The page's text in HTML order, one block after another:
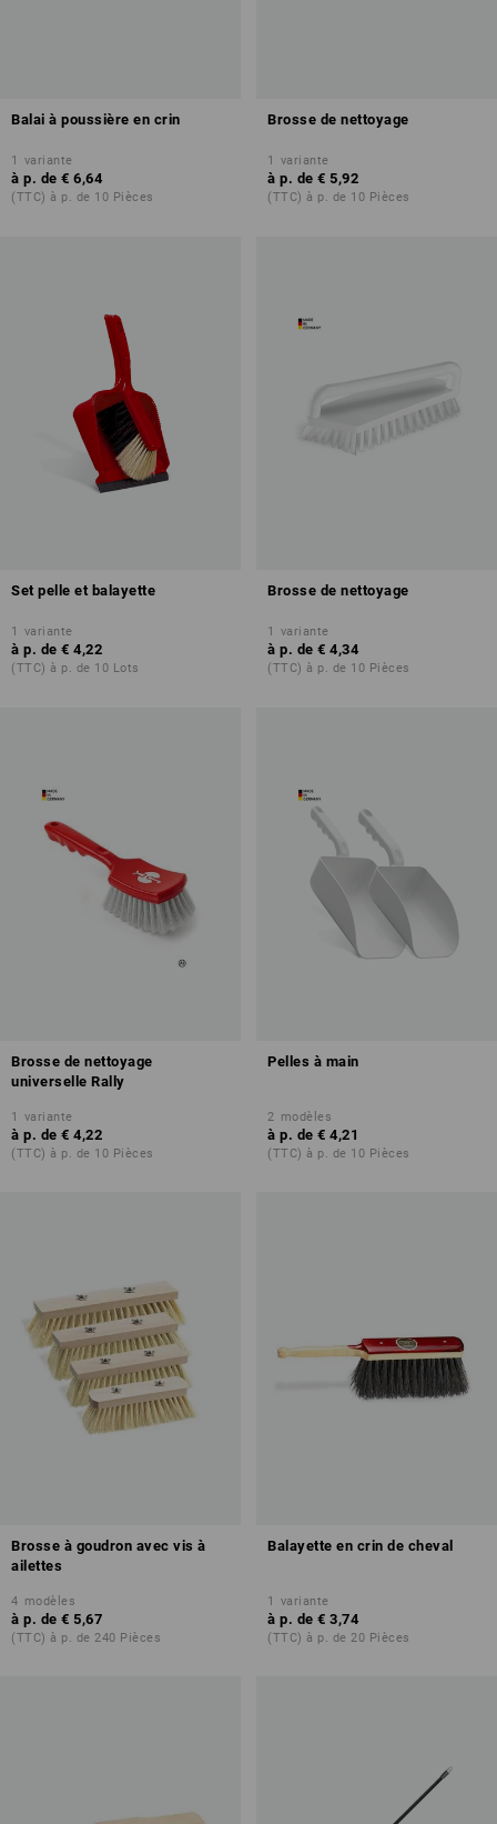
Balai à poussière en crin
1 variante
à p. de € 6,64
(TTC) à p. de 10 Pièces
Brosse de nettoyage
1 variante
à p. de € 5,92
(TTC) à p. de 10 Pièces
Set pelle et balayette
1 variante
à p. de € 4,22
(TTC) à p. de 10 Lots
Brosse de nettoyage
1 variante
à p. de € 4,34
(TTC) à p. de 10 Pièces
Brosse de nettoyage
universelle Rally
1 variante
à p. de € 4,22
(TTC) à p. de 10 Pièces
Pelles à main
2 modèles
à p. de € 4,21
(TTC) à p. de 10 Pièces
Brosse à goudron avec vis à
ailettes
4 modèles
à p. de € 5,67
(TTC) à p. de 240 Pièces
Balayette en crin de cheval
1 variante
à p. de € 3,74
(TTC) à p. de 20 Pièces